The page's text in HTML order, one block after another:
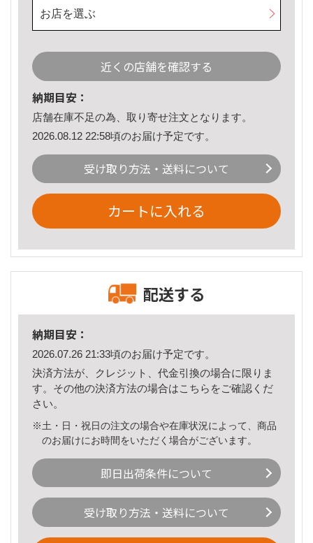
お店を選ぶ
近くの店舗を確認する
納期目安：
店舗在庫不足の為、取り寄せ注文となります。
2026.08.12 22:58頃のお届け予定です。
受け取り方法・送料について
カートに入れる
配送する
納期目安：
2026.07.26 21:33頃のお届け予定です。
決済方法が、クレジット、代金引換の場合に限りま
す。その他の決済方法の場合はこちら をご確認くだ
さい。
※土・日・祝日の注文の場合や在庫状況によって、商品
のお届けにお時間をいただく場合がございます。
即日出荷条件について
受け取り方法・送料について